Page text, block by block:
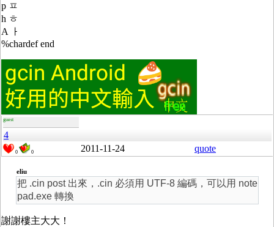
p ㅍ
h ㅎ
A ㅏ
%chardef end
guest
4
0 0 2011-11-24 quote
eliu
把 .cin post 出來，.cin 必須用 UTF-8 編碼，可以用 note
pad.exe 轉換
謝謝樓主大大！